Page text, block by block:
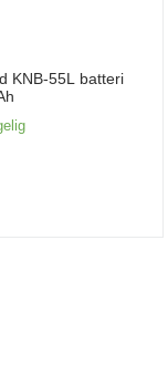
KNB-55L batteri